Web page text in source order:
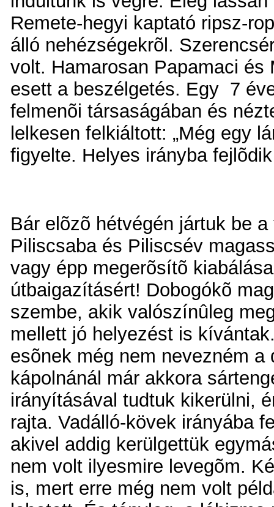
Remete-hegyi kaptató ripsz-
álló nehézségekrõl.
volt. Hamarosan Papamaci
esett a beszélgetés. Egy 7
felmenõi társaságában és
lelkesen felkiáltott: „Még egy
figyelte. Helyes irányba
Bár elõzõ hétvégén jártuk be
Piliscsaba és Piliscsév
vagy épp megerõsítõ
útbaigazításért! Dobogókõ
szembe, akik valószínûleg
mellett jó helyezést is
esõnek még nem nevezném
kápolnánál már akkora
irányításával tudtuk kikerülni,
rajta. Vadálló-kövek irányába
akivel addig kerülgettük
nem volt ilyesmire levegõm.
is, mert erre még nem volt